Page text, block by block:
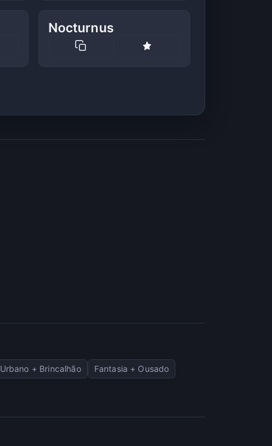
Nocturnus
Urbano + Brincalhão Fantasia + Ousado